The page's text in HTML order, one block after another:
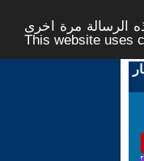
الرسالة مرة اخرى -
This website uses